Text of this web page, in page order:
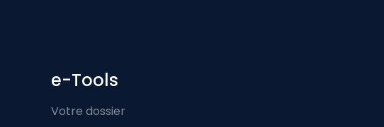
e-Tools
Votre dossier